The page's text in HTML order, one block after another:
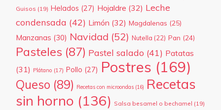
Guisos (19) Helados (27) Hojaldre (32) Leche
condensada (42) Limón (32) Magdalenas (25)
Manzanas (30) Navidad (52) Nutella (22) Pan (24)
Pasteles (87) Pastel salado (41) Patatas
(31) Plátano (17) Pollo (27) Postres (169)
Queso (89) Recetas con microondas (16) Recetas
sin horno (136) Salsa besamel o bechamel (19)